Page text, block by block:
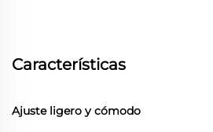
Características
Ajuste ligero y cómodo